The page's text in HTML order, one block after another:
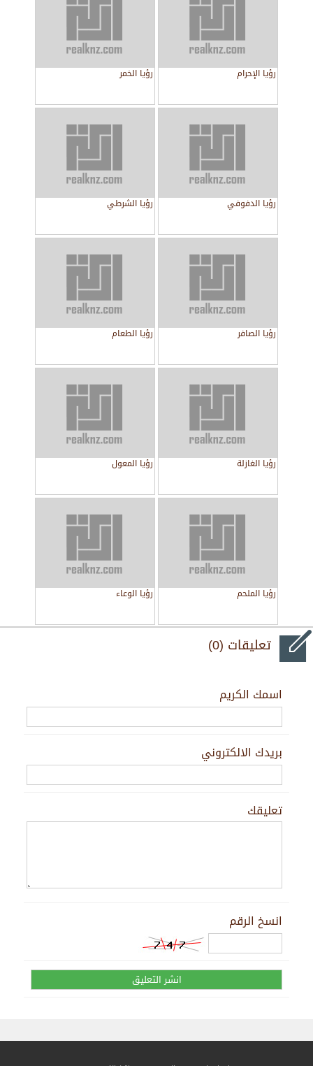
رؤيا الإحرام رؤيا الخمر
رؤيا الدفوفي رؤيا الشرطي
رؤيا الصافر رؤيا الطعام
رؤيا الغازلة رؤيا المعول
رؤيا الملحم رؤيا الوعاء
تعليقات (0)
اسمك الكريم
بريدك الالكتروني
تعليقك
انسخ الرقم